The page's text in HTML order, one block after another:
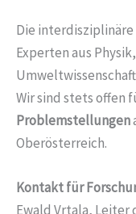
Die interdisziplinäre
Experten aus
Wir sind stets offen
Problemstellungen
Oberösterreich.
Kontakt für
Ewald Vrtala, Leiter